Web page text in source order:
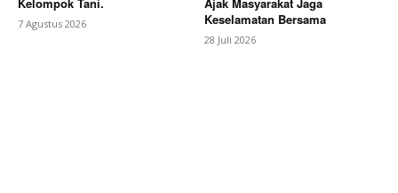
Magazine PRO
7 Agustus 2026
Keselamatan Bersama
28 Juli 2026